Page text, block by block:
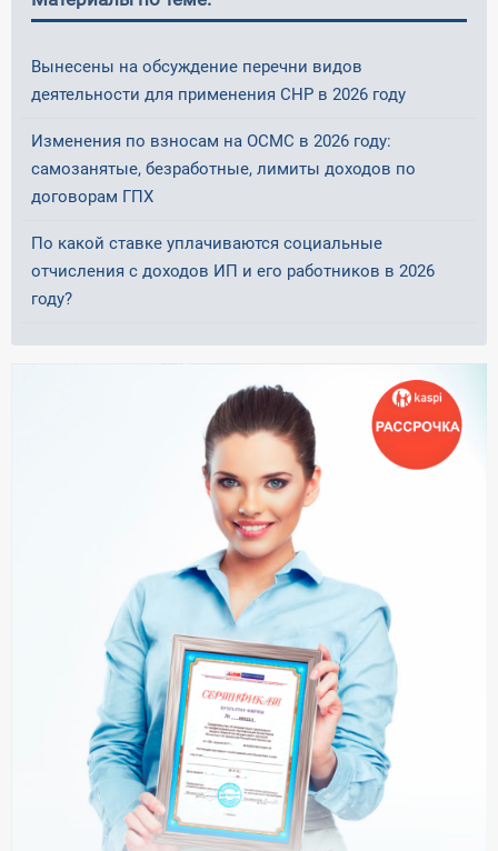
Вынесены на обсуждение перечни видов
деятельности для применения СНР в 2026 году
Изменения по взносам на ОСМС в 2026 году:
самозанятые, безработные, лимиты доходов по
договорам ГПХ
По какой ставке уплачиваются социальные
отчисления с доходов ИП и его работников в 2026
году?